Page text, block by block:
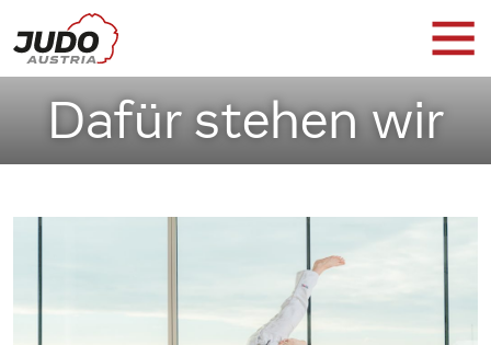
Dafür stehen wir